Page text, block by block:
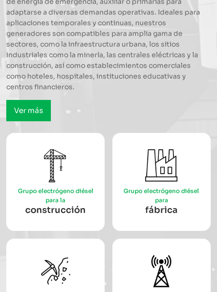
adaptarse a diversas demandas operativas. Ideales para
aplicaciones temporales y continuas, nuestros
generadores son compatibles para amplia gama de
sectores, como la infraestructura urbana, los sitios
industriales como la minería, las centrales eléctricas y la
construcción, así como establecimientos comerciales
como hoteles, hospitales, instituciones educativas y
centros financieros.
Ver más
Grupo electrógeno diésel
para la
construcción
Grupo electrógeno diésel
para
fábrica